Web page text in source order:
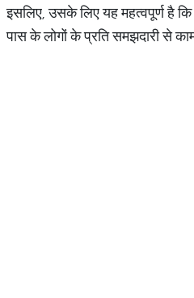
इसलिए, उसके लिए यह महत्वपूर्ण है
पास के लोगों के प्रति समझदारी से